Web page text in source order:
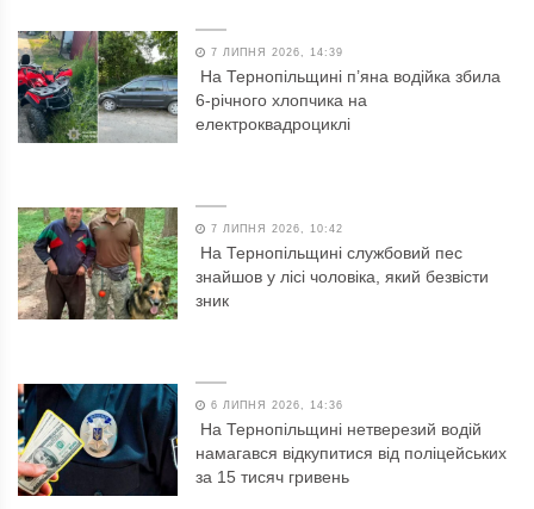
7 ЛИПНЯ 2026, 14:39
На Тернопільщині п’яна водійка збила
6-річного хлопчика на
електроквадроциклі
7 ЛИПНЯ 2026, 10:42
На Тернопільщині службовий пес
знайшов у лісі чоловіка, який безвісти
зник
6 ЛИПНЯ 2026, 14:36
На Тернопільщині нетверезий водій
намагався відкупитися від поліцейських
за 15 тисяч гривень